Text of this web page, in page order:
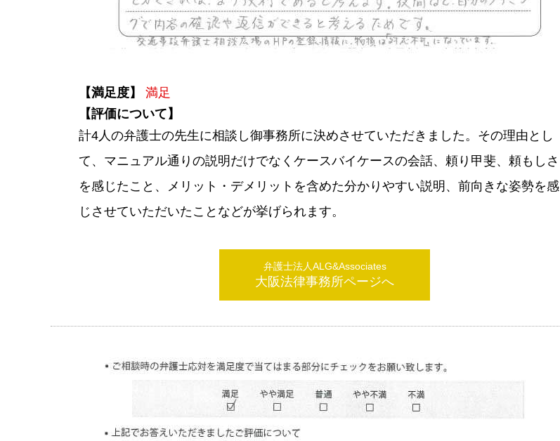
【満足度】
満足
【評価について】
計4人の弁護士の先生に相談し御事務所に決めさせていただきました。その理由とし
て、マニュアル通りの説明だけでなくケースバイケースの会話、頼り甲斐、頼もしさ
を感じたこと、メリット・デメリットを含めた分かりやすい説明、前向きな姿勢を感
じさせていただいたことなどが挙げられます。
弁護士法人ALG&Associates
大阪法律事務所ページへ